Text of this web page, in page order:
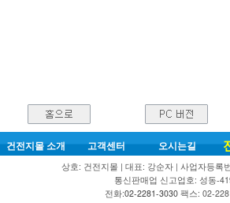
건전지몰 소개 고객센터 오시는길
상호: 건전지몰 | 대표: 강순자 | 사업자등록
통신판매업 신고업호: 성동-
전화:02-2281-3030 팩스: 02-